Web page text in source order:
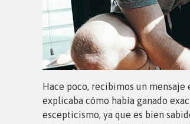
Hace poco, recibimos un
explicaba cómo había ganado
escepticismo, ya que es bien